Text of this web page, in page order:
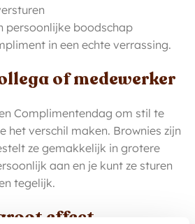
persoonlijke boodschap
in een echte verrassing.
of medewerker
Complimentendag om stil te
het verschil maken. Brownies zijn
ze gemakkelijk in grotere
aan en je kunt ze sturen
tegelijk.
effect